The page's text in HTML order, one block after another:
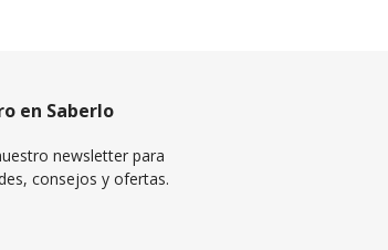
en Saberlo
newsletter para
consejos y ofertas.